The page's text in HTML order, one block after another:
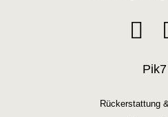
Pik7
Rückerstattung